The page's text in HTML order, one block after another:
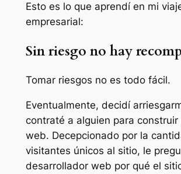
Esto es lo que aprendí en mi
empresarial:
Sin riesgo no hay
Tomar riesgos no es todo fácil.
Eventualmente, decidí
contraté a alguien para construir
web. Decepcionado por la
visitantes únicos al sitio, le
desarrollador web por qué el